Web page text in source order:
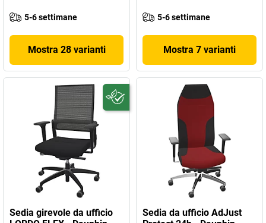
5-6 settimane
Mostra 28 varianti
5-6 settimane
Mostra 7 varianti
Sedia girevole da ufficio
Sedia da ufficio AdJust